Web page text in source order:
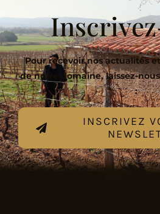
Pour recevoir nos actualités
de notre domaine, laissez-
:
INSCRIVEZ